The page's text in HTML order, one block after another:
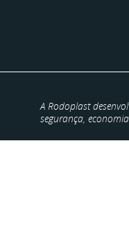
A Rodoplast
segurança,